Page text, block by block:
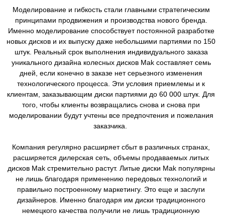
Моделирование и гибкость стали главными стратегическим
принципами продвижения и производства нового бренда.
Именно моделирование способствует постоянной разработке
новых дисков и их выпуску даже небольшими партиями по 150
штук. Реальный срок выполнения индивидуального заказа
уникального дизайна колесных дисков Mak составляет семь
дней, если конечно в заказе нет серьезного изменения
технологического процесса. Эти условия приемлемы и к
клиентам, заказывающим диски партиями до 60 000 штук. Для
того, чтобы клиенты возвращались снова и снова при
моделировании будут учтены все предпочтения и пожелания
заказчика.
Компания регулярно расширяет сбыт в различных странах,
расширяется дилерская сеть, объемы продаваемых литых
дисков Mak стремительно растут. Литые диски Mak популярны
не лишь благодаря применению передовых технологий и
правильно построенному маркетингу. Это еще и заслуги
дизайнеров. Именно благодаря им диски традиционного
немецкого качества получили не лишь традиционную